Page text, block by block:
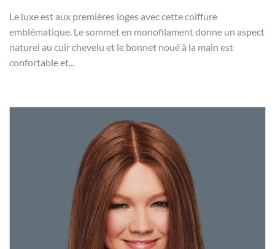
Le luxe est aux premières loges avec cette coiffure
emblématique. Le sommet en monofilament donne un aspect
naturel au cuir chevelu et le bonnet noué à la main est
confortable et...